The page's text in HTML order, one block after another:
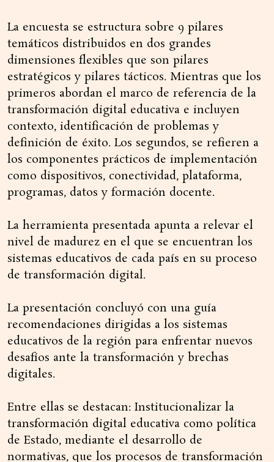
La encuesta se estructura sobre 9 pilares
temáticos distribuidos en dos grandes
dimensiones flexibles que son pilares
estratégicos y pilares tácticos. Mientras que los
primeros abordan el marco de referencia de la
transformación digital educativa e incluyen
contexto, identificación de problemas y
definición de éxito. Los segundos, se refieren a
los componentes prácticos de implementación
como dispositivos, conectividad, plataforma,
programas, datos y formación docente.
La herramienta presentada apunta a relevar el
nivel de madurez en el que se encuentran los
sistemas educativos de cada país en su proceso
de transformación digital.
La presentación concluyó con una guía
recomendaciones dirigidas a los sistemas
educativos de la región para enfrentar nuevos
desafíos ante la transformación y brechas
digitales.
Entre ellas se destacan: Institucionalizar la
transformación digital educativa como política
de Estado, mediante el desarrollo de
normativas, que los procesos de transformación